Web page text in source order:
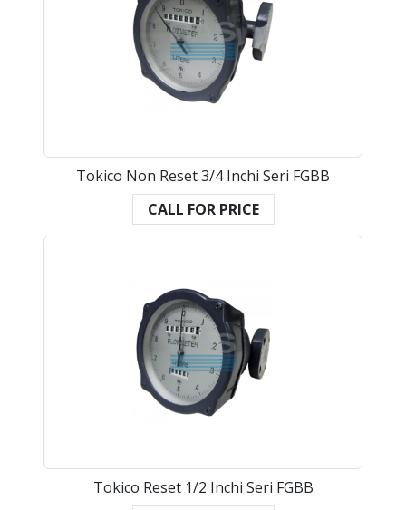
Tokico Non Reset 3/4 Inchi Seri FGBB
CALL FOR PRICE
Tokico Reset 1/2 Inchi Seri FGBB